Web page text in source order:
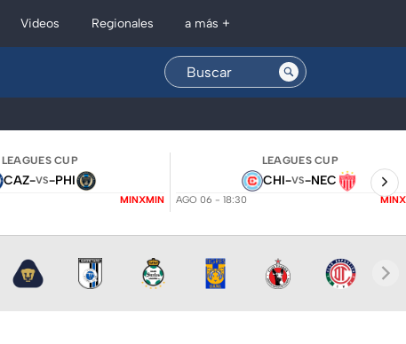
Videos Regionales a más +
LEAGUES CUP
CAZ-VS-PHI
MINXMIN
LEAGUES CUP
CHI-VS-NEC
AGO 06 - 18:30